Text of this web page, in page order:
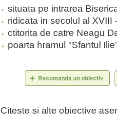
situata pe intrarea
ridicata in secolul al XVIII
ctitorita de catre Neagu
poarta hramul "Sfantul
Citeste si alte obiective